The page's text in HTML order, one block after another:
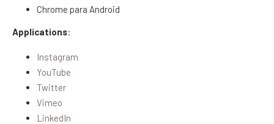
Chrome para Android
Applications:
Instagram
YouTube
Twitter
Vimeo
LinkedIn